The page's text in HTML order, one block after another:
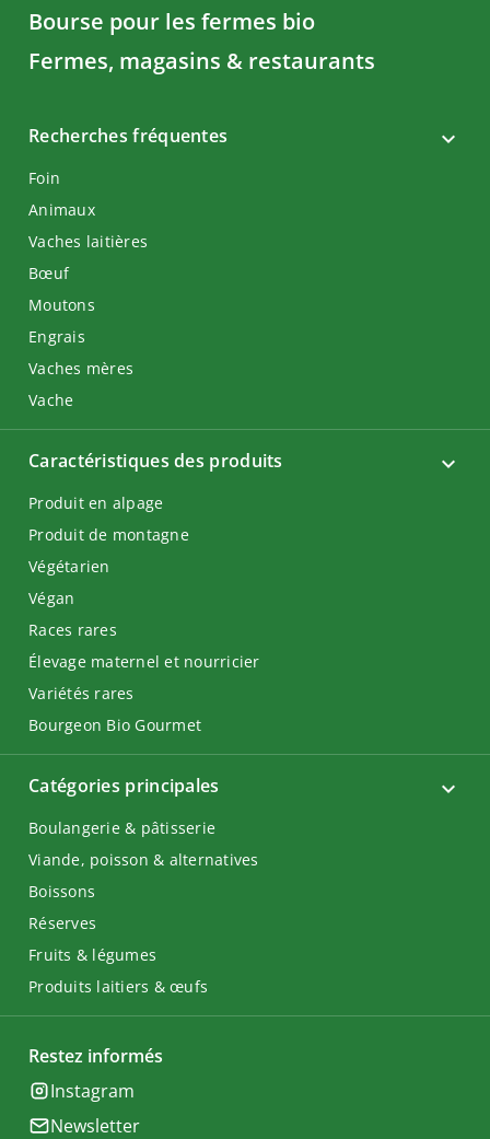
Bourse pour les fermes bio
Fermes, magasins & restaurants
Recherches fréquentes
Foin
Animaux
Vaches laitières
Bœuf
Moutons
Engrais
Vaches mères
Vache
Catégories principales
Boulangerie & pâtisserie
Viande, poisson & alternatives
Boissons
Réserves
Fruits & légumes
Produits laitiers & œufs
Caractéristiques des produits
Produit en alpage
Produit de montagne
Végétarien
Végan
Races rares
Élevage maternel et nourricier
Variétés rares
Bourgeon Bio Gourmet
Restez informés
Instagram
Newsletter